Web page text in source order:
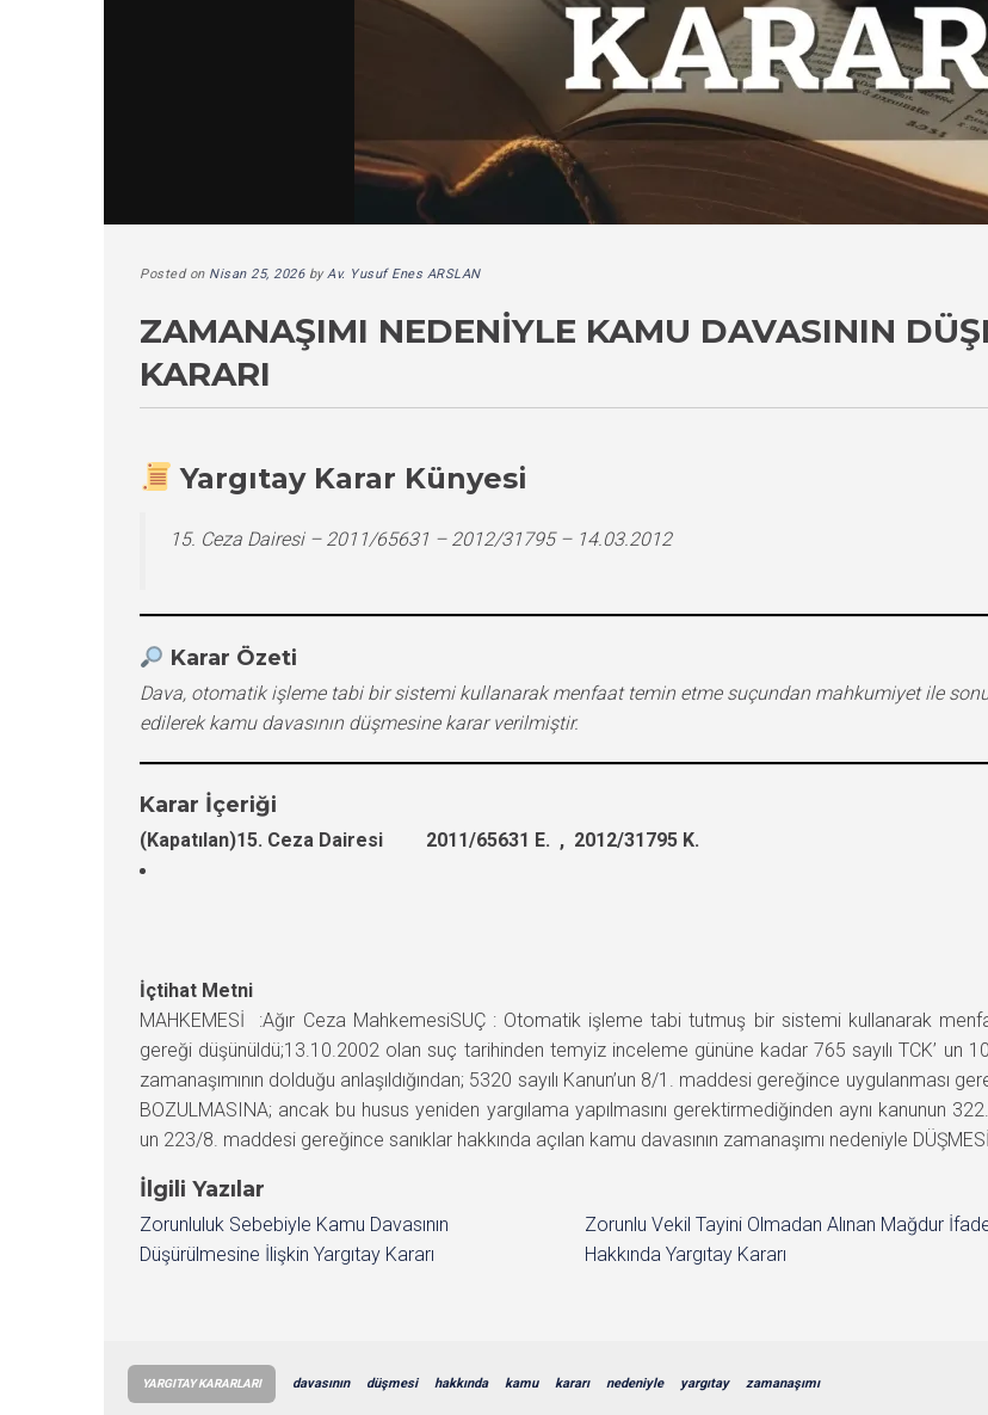
Posted on Nisan 25, 2026byAv. Yusuf Enes ARSLAN
ZAMANAŞIMI NEDENIYLE KAMU DAVASININ
KARARI
Yargıtay Karar Künyesi
15. Ceza Dairesi – 2011/65631 – 2012/31795 – 14.03.2012
Karar Özeti
Dava, otomatik işleme tabi bir sistemi kullanarak menfaat temin etme suçundan mahkumiyet ile
edilerek kamu davasının düşmesine karar verilmiştir.
Karar İçeriği
(Kapatılan)15. Ceza Dairesi 2011/65631 E. , 2012/31795 K.
İçtihat Metni
MAHKEMESİ :Ağır Ceza MahkemesiSUÇ : Otomatik işleme tabi tutmuş bir sistemi kullanarak
gereği düşünüldü;13.10.2002 olan suç tarihinden temyiz inceleme gününe kadar 765 sayılı TCK’ un
zamanaşımının dolduğu anlaşıldığından; 5320 sayılı Kanun’un 8/1. maddesi gereğince uygulanması
BOZULMASINA; ancak bu husus yeniden yargılama yapılmasını gerektirmediğinden aynı kanunun
un 223/8. maddesi gereğince sanıklar hakkında açılan kamu davasının zamanaşımı nedeniyle
İlgili Yazılar
Zorunluluk Sebebiyle Kamu Davasının
Düşürülmesine İlişkin Yargıtay Kararı
Zorunlu Vekil Tayini Olmadan Alınan Mağdur
Hakkında Yargıtay Kararı
YARGITAY KARARLARI davasının düşmesi hakkında kamu kararı nedeniyle yargıtay zamanaşımı